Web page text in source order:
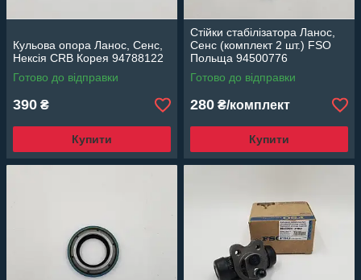
Кульова опора Ланос, Сенс,
Нексія CRB Корея 94788122
Готово до відправки
390 ₴
Купити
Стійки стабілізатора Ланос,
Сенс (комплект 2 шт.) FSO
Польща 94500776
Готово до відправки
280 ₴/комплект
Купити